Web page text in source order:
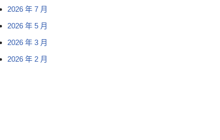
2026 年 7 月
2026 年 5 月
2026 年 3 月
2026 年 2 月